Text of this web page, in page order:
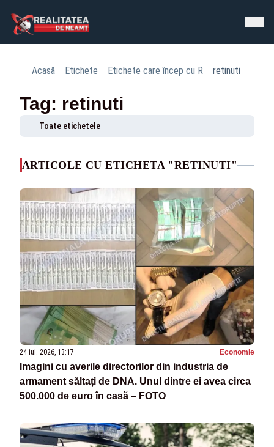
Acasă Etichete Etichete care încep cu R retinuti
Tag: retinuti
Toate etichetele
ARTICOLE CU ETICHETA "RETINUTI"
24 iul. 2026, 13:17 Economie
Imagini cu averile directorilor din industria de
armament săltați de DNA. Unul dintre ei avea circa
500.000 de euro în casă – FOTO